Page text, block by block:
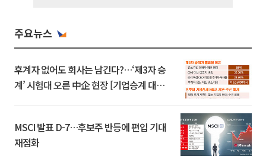
주요뉴스
후계자 없어도 회사는 남긴다?…‘제3자 승
계’ 시험대 오른 中企 현장 [기업승계 대전
MSCI 발표 D-7…후보주 반등에 편입 기대
재점화